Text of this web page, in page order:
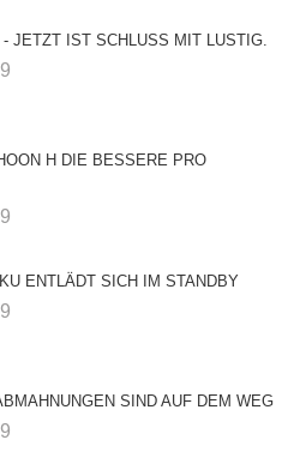
- JETZT IST SCHLUSS MIT LUSTIG.
H DIE BESSERE PRO
ENTLÄDT SICH IM STANDBY
SIND AUF DEM WEG